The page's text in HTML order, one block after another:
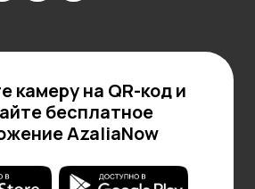
камеру на QR-код и
бесплатное
AzaliaNow